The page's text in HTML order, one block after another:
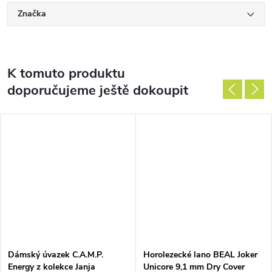
Značka
K tomuto produktu
doporučujeme ještě dokoupit
Dámský úvazek C.A.M.P.
Energy z kolekce Janja
Horolezecké lano BEAL Joker
Unicore 9,1 mm Dry Cover